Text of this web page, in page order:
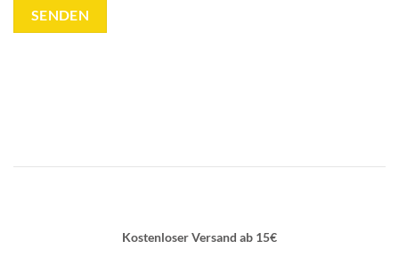
Kostenloser Versand ab 15€